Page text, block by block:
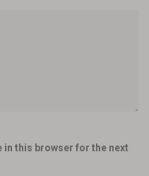
in this browser for the next